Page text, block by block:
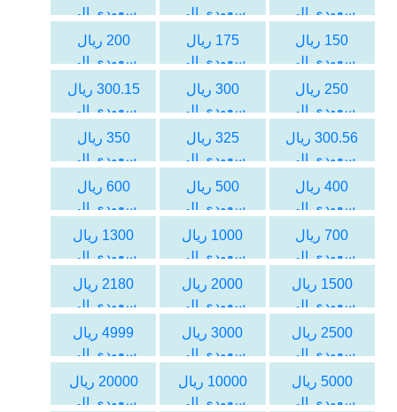
سعودي الى
الليرة السورية
سعودي الى
الليرة السورية
سعودي الى
الليرة السورية
150 ريال
سعودي الى
الليرة السورية
175 ريال
سعودي الى
الليرة السورية
200 ريال
سعودي الى
الليرة السورية
250 ريال
سعودي الى
الليرة السورية
300 ريال
سعودي الى
الليرة السورية
300.15 ريال
سعودي الى
الليرة السورية
300.56 ريال
سعودي الى
الليرة السورية
325 ريال
سعودي الى
الليرة السورية
350 ريال
سعودي الى
الليرة السورية
400 ريال
سعودي الى
الليرة السورية
500 ريال
سعودي الى
الليرة السورية
600 ريال
سعودي الى
الليرة السورية
700 ريال
سعودي الى
الليرة السورية
1000 ريال
سعودي الى
الليرة السورية
1300 ريال
سعودي الى
الليرة السورية
1500 ريال
سعودي الى
الليرة السورية
2000 ريال
سعودي الى
الليرة السورية
2180 ريال
سعودي الى
الليرة السورية
2500 ريال
سعودي الى
الليرة السورية
3000 ريال
سعودي الى
الليرة السورية
4999 ريال
سعودي الى
الليرة السورية
5000 ريال
سعودي الى
10000 ريال
سعودي الى
20000 ريال
سعودي الى